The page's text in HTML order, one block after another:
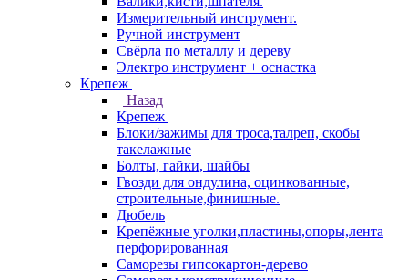
Измерительный инструмент.
Ручной инструмент
Свёрла по металлу и дереву
Электро инструмент + оснастка
Крепеж
Назад
Крепеж
Блоки/зажимы для троса,талреп, скобы
такелажные
Болты, гайки, шайбы
Гвозди для ондулина, оцинкованные,
строительные,финишные.
Дюбель
Крепёжные уголки,пластины,опоры,лента
перфорированная
Саморезы гипсокартон-дерево